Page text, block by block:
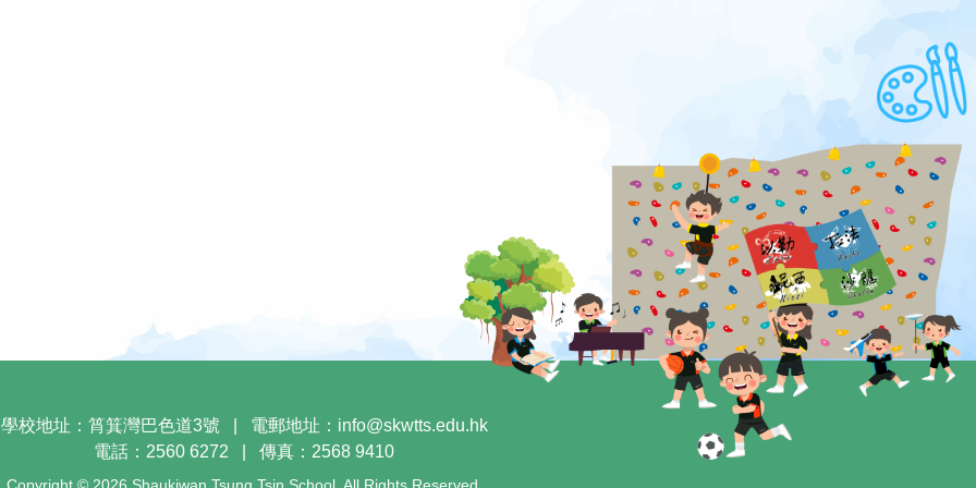
學校地址：筲箕灣巴色道3號 電郵地址： info@skwtts.edu.hk
電話：2560 6272
傳真：2568 9410